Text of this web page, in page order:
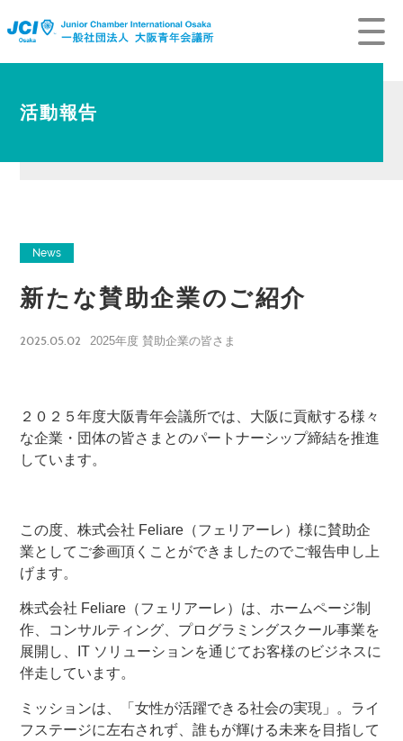
活動報告
News
新たな賛助企業のご紹介
2025.05.02 2025年度 賛助企業の皆さま
２０２５年度大阪青年会議所では、大阪に貢献する様々
な企業・団体の皆さまとのパートナーシップ締結を推進
しています。
この度、株式会社 Feliare（フェリアーレ）様に賛助企
業としてご参画頂くことができましたのでご報告申し上
げます。
株式会社 Feliare（フェリアーレ）は、ホームページ制
作、コンサルティング、プログラミングスクール事業を
展開し、IT ソリューションを通じてお客様のビジネスに
伴走しています。
ミッションは、「女性が活躍できる社会の実現」。ライ
フステージに左右されず、誰もが輝ける未来を目指して